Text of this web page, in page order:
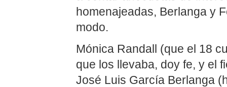
homenajeadas, Berlanga y
modo.
Mónica Randall (que el 18
que los llevaba, doy fe, y el
José Luis García Berlanga